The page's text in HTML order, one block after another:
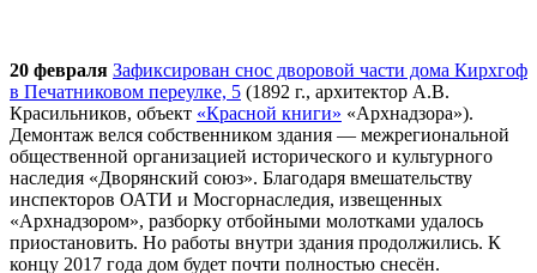
20 февраля Зафиксирован снос дворовой части дома Кирхгоф
в Печатниковом переулке, 5 (1892 г., архитектор А.В.
Красильников, объект «Красной книги» «Архнадзора»).
Демонтаж велся собственником здания — межрегиональной
общественной организацией исторического и культурного
наследия «Дворянский союз». Благодаря вмешательству
инспекторов ОАТИ и Мосгорнаследия, извещенных
«Архнадзором», разборку отбойными молотками удалось
приостановить. Но работы внутри здания продолжились. К
концу 2017 года дом будет почти полностью снесён.